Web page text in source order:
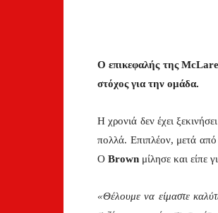
Ο επικεφαλής της
στόχος για την ομάδα.
Η χρονιά δεν έχει
πολλά. Επιπλέον, μετά
Ο Brown μίλησε και είπε
«Θέλουμε να είμαστε